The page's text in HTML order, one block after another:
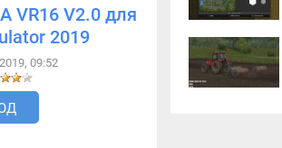
VR16 V2.0 для
2019
09:52